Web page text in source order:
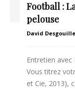
Football :
pelouse
David
Entretien
Vous titrez
et Cie, 2013),